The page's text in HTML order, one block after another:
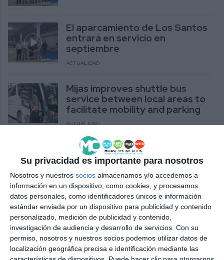
Su privacidad es importante para nosotros
Nosotros y nuestros socios almacenamos y/o accedemos a
información en un dispositivo, como cookies, y procesamos
datos personales, como identificadores únicos e información
estándar enviada por un dispositivo para publicidad y contenido
personalizado, medición de publicidad y contenido,
investigación de audiencia y desarrollo de servicios. Con su
permiso, nosotros y nuestros socios podemos utilizar datos de
localización geográfica precisa e identificación mediante las
El aparcamiento de Los Santos
entrará en servicio en
septiembre
ACTUALIDAD
Mijas improves shuttle bus
service between local areas to
facilitate mobility and parking
ACTUALIDAD
Mijas mejora el bus lanzadera
entre los núcleos para facilitar la
movilidad y el parking
ACTUALIDAD
Mijas marks Global ALS Day in
La Cala with a record-breaking
140-metre pastry
ACTUALIDAD